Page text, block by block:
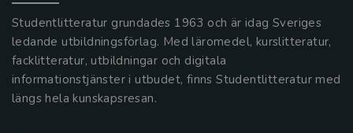
Studentlitteratur grundades 1963 och är idag Sveriges
ledande utbildningsförlag. Med läromedel, kurslitteratur,
facklitteratur, utbildningar och digitala
informationstjänster i utbudet, finns Studentlitteratur med
längs hela kunskapsresan.